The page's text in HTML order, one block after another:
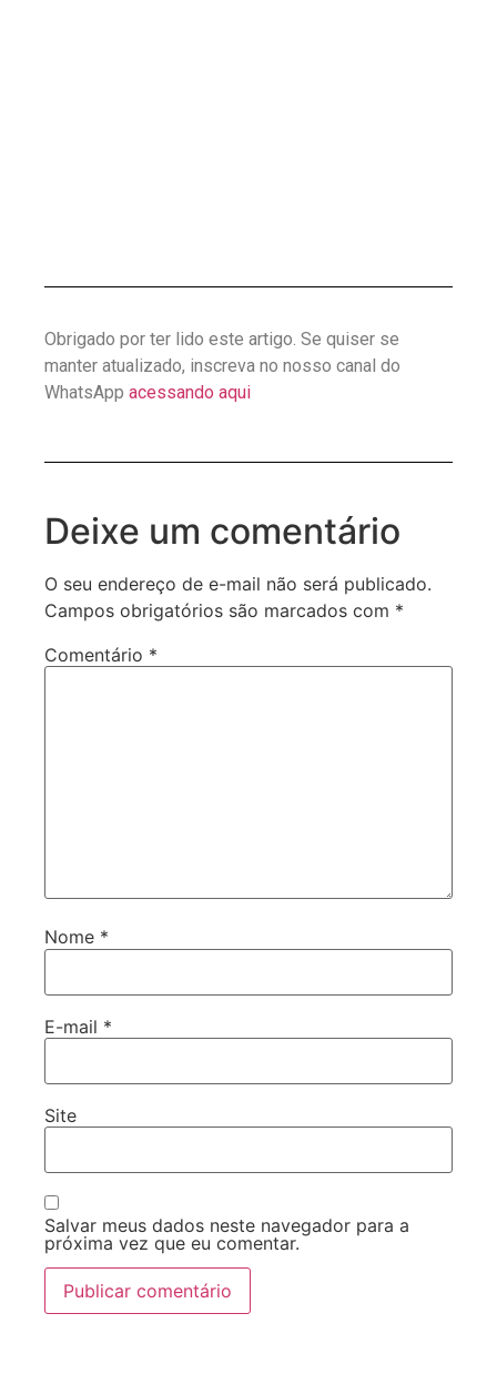
Obrigado por ter lido este artigo. Se quiser se
manter atualizado, inscreva no nosso canal do
WhatsApp acessando aqui
Deixe um comentário
O seu endereço de e-mail não será publicado.
Campos obrigatórios são marcados com *
Comentário *
Nome *
E-mail *
Site
Salvar meus dados neste navegador para a
próxima vez que eu comentar.